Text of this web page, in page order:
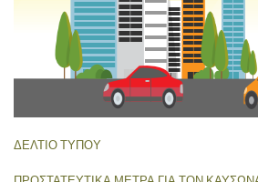
ΔΕΛΤΙΟ ΤΥΠΟΥ